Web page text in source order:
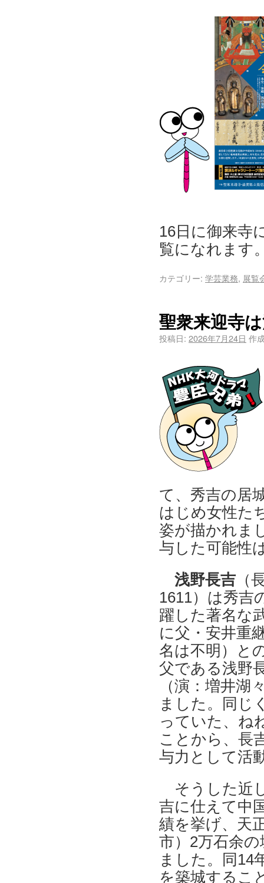
16日に御来寺
覧になれます
カテゴリー: 学芸業務, 展覧
聖衆来迎寺
投稿日: 2026年7月24日 作
て、秀吉の居
はじめ女性た
姿が描かれま
与した可能性
浅野長吉 （
1611）は秀吉
躍した著名な
に父・安井重
名は不明）と
父である浅野
（演：増井湖
ました。同じ
っていた、ね
ことから、長
与力として活
そうした近
吉に仕えて中
績を挙げ、天
市）2万石余
ました。同14
を築城するこ